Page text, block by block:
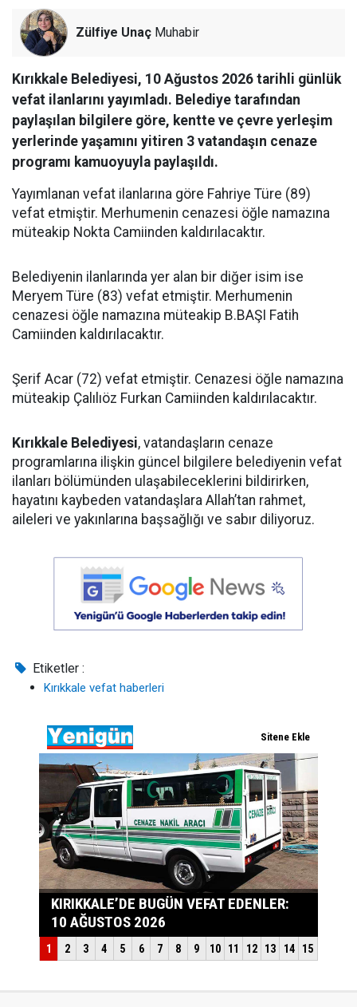
Zülfiye Unaç Muhabir
Kırıkkale Belediyesi, 10 Ağustos 2026 tarihli günlük
vefat ilanlarını yayımladı. Belediye tarafından
paylaşılan bilgilere göre, kentte ve çevre yerleşim
yerlerinde yaşamını yitiren 3 vatandaşın cenaze
programı kamuoyuyla paylaşıldı.
Yayımlanan vefat ilanlarına göre Fahriye Türe (89)
vefat etmiştir. Merhumenin cenazesi öğle namazına
müteakip Nokta Camiinden kaldırılacaktır.
Belediyenin ilanlarında yer alan bir diğer isim ise
Meryem Türe (83) vefat etmiştir. Merhumenin
cenazesi öğle namazına müteakip B.BAŞI Fatih
Camiinden kaldırılacaktır.
Şerif Acar (72) vefat etmiştir. Cenazesi öğle namazına
müteakip Çalılıöz Furkan Camiinden kaldırılacaktır.
Kırıkkale Belediyesi, vatandaşların cenaze
programlarına ilişkin güncel bilgilere belediyenin vefat
ilanları bölümünden ulaşabileceklerini bildirirken,
hayatını kaybeden vatandaşlara Allah’tan rahmet,
aileleri ve yakınlarına başsağlığı ve sabır diliyoruz.
Etiketler :
Kırıkkale vefat haberleri